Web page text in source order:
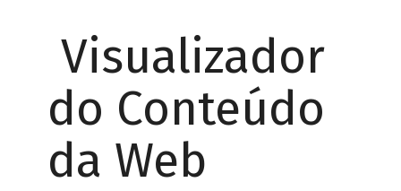
Visualizador
do Conteúdo
da Web